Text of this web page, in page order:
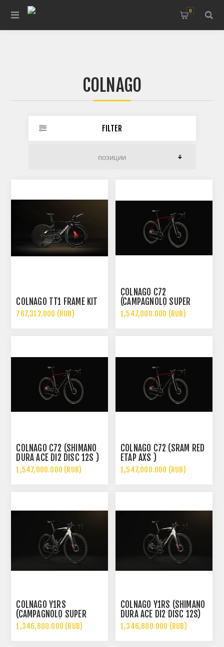
0
COLNAGO
FILTER
COLNAGO TT1 FRAME KIT
767,312.000 (RUB)
COLNAGO C72
(CAMPAGNOLO SUPER
RECORD WRL)
1,547,000.000 (RUB)
COLNAGO C72 (SHIMANO
DURA ACE DI2 DISC 12S )
1,547,000.000 (RUB)
COLNAGO C72 (SRAM RED
ETAP AXS )
1,547,000.000 (RUB)
COLNAGO Y1RS
(CAMPAGNOLO SUPER
RECORD WRL)
1,346,800.000 (RUB)
COLNAGO Y1RS (SHIMANO
DURA ACE DI2 DISC 12S)
1,346,800.000 (RUB)